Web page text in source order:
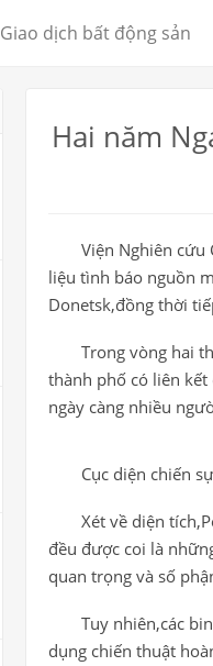
Giao dịch bất động sản
Hai năm
Viện Nghiên cứu
liệu tình báo nguồn
Donetsk,đồng thời
Trong vòng hai
thành phố có liên kết
ngày càng nhiều
Cục diện chiến
Xét về diện
đều được coi là
quan trọng và số
Tuy nhiên,các
dụng chiến thuật